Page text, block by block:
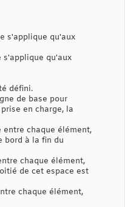
s'applique qu'aux
s'applique qu'aux
défini.
de base pour
en charge, la
chaque élément,
bord à la fin du
chaque élément,
de cet espace est
chaque élément,